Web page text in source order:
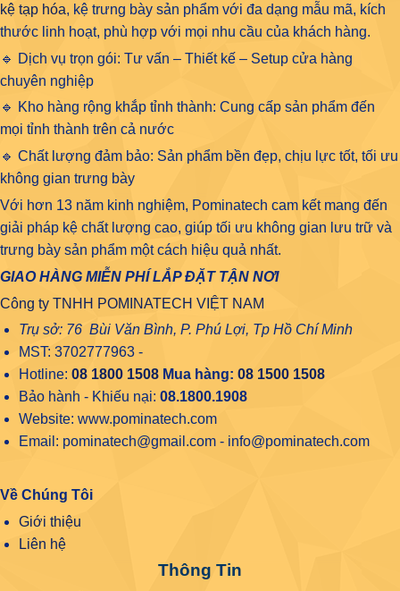
kệ tạp hóa, kệ trưng bày sản phẩm với đa dạng mẫu mã, kích
thước linh hoạt, phù hợp với mọi nhu cầu của khách hàng.
🔹 Dịch vụ trọn gói: Tư vấn – Thiết kế – Setup cửa hàng
chuyên nghiệp
🔹 Kho hàng rộng khắp tỉnh thành: Cung cấp sản phẩm đến
mọi tỉnh thành trên cả nước
🔹 Chất lượng đảm bảo: Sản phẩm bền đẹp, chịu lực tốt, tối ưu
không gian trưng bày
Với hơn 13 năm kinh nghiệm, Pominatech cam kết mang đến
giải pháp kệ chất lượng cao, giúp tối ưu không gian lưu trữ và
trưng bày sản phẩm một cách hiệu quả nhất.
GIAO HÀNG MIỄN PHÍ LẮP ĐẶT TẬN NƠI
Công ty TNHH POMINATECH VIỆT NAM
Trụ sở: 76 Bùi Văn Bình, P. Phú Lợi, Tp Hồ Chí Minh
MST: 3702777963 -
Hotline: 08 1800 1508Mua hàng: 08 1500 1508
Bảo hành - Khiếu nại: 08.1800.1908
Website: www.pominatech.com
Email: pominatech@gmail.com - info@pominatech.com
Về Chúng Tôi
Giới thiệu
Liên hệ
Thông Tin